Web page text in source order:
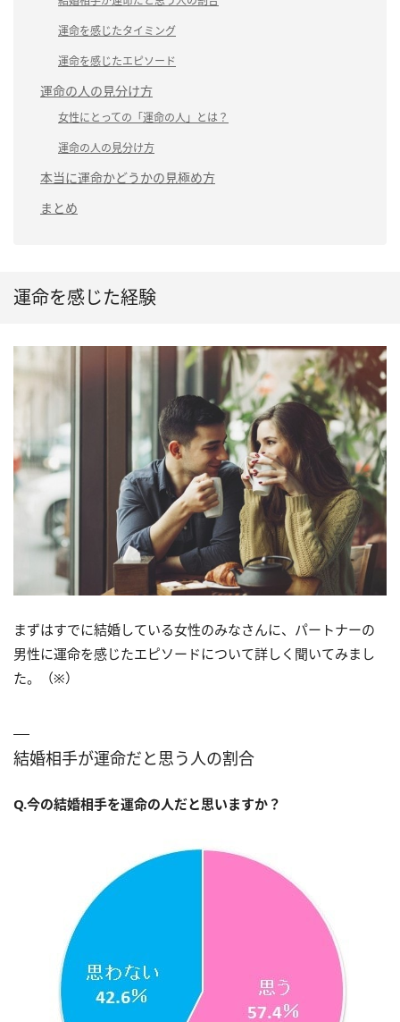
運命を感じたタイミング
運命を感じたエピソード
運命の人の見分け方
女性にとっての「運命の人」とは？
運命の人の見分け方
本当に運命かどうかの見極め方
まとめ
運命を感じた経験
まずはすでに結婚している女性のみなさんに、パートナーの
男性に運命を感じたエピソードについて詳しく聞いてみまし
た。（※）
結婚相手が運命だと思う人の割合
Q.今の結婚相手を運命の人だと思いますか？